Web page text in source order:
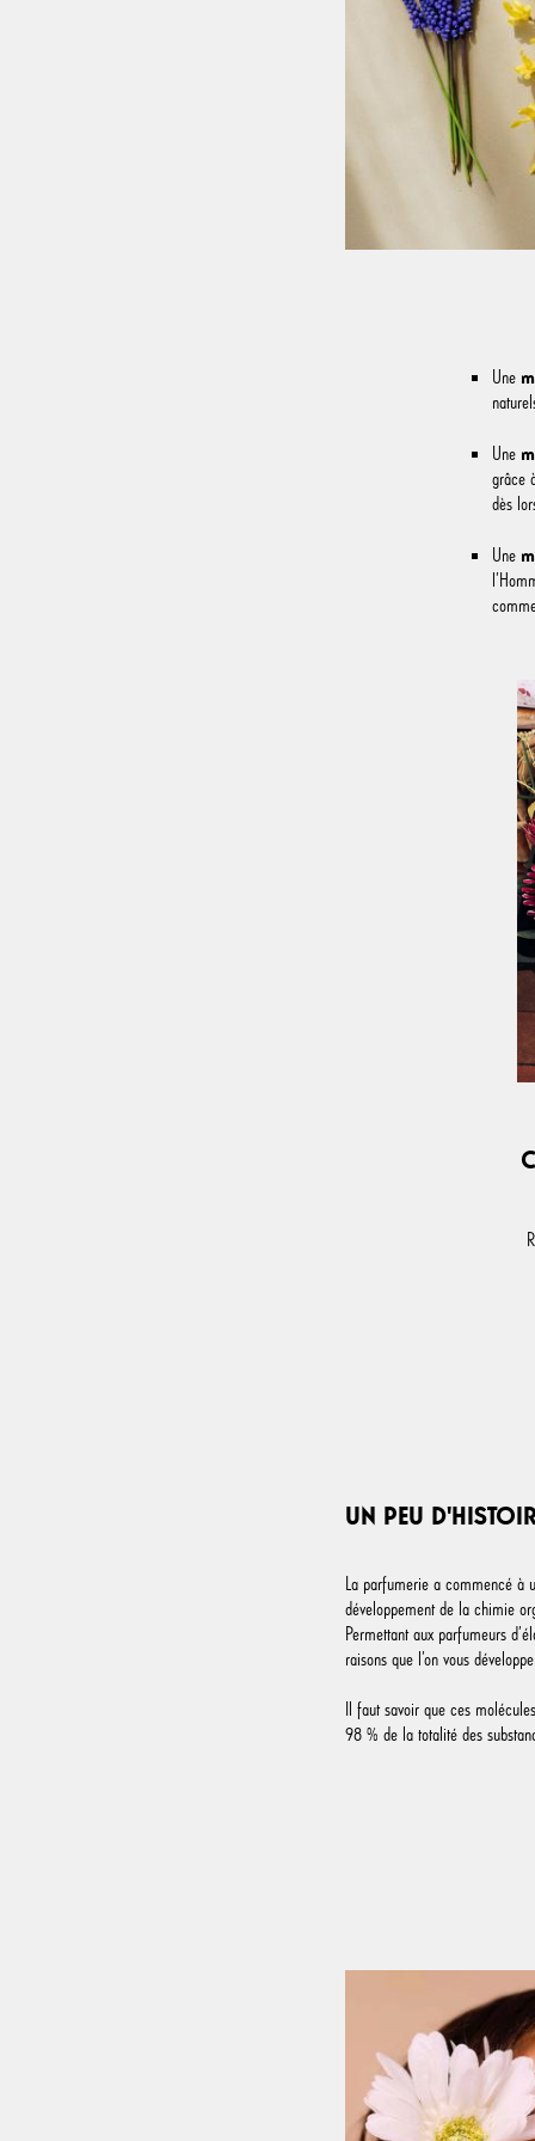
Une
Une
grâce
dès
Une
UN PEU
La parfumerie a commencé à
développement de la chimie
Permettant aux parfumeurs
raisons que l’on vous
Il faut savoir que ces
98 % de la totalité des